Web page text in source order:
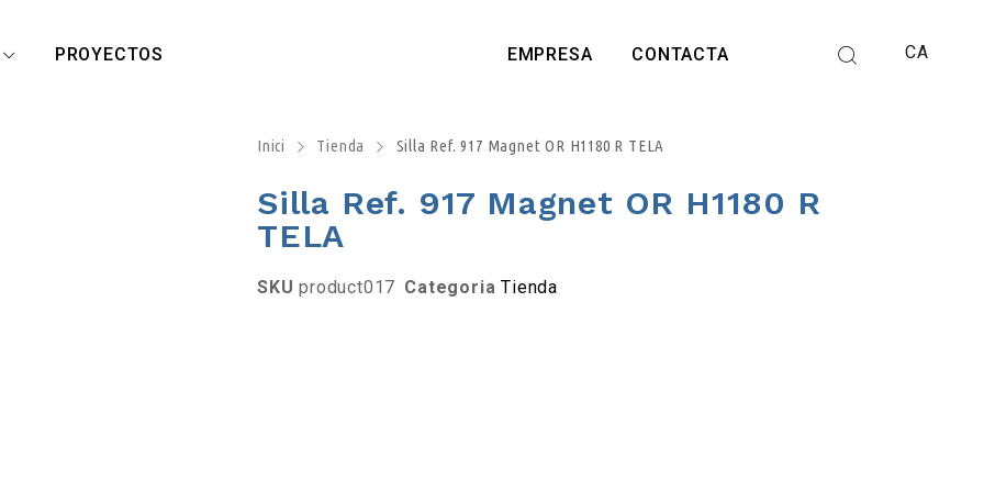
PROYECTOS EMPRESA CONTACTA CA
Inici Tienda Silla Ref. 917 Magnet OR H1180 R TELA
Silla Ref. 917 Magnet OR H1180 R
TELA
SKUproduct017 Categoria Tienda